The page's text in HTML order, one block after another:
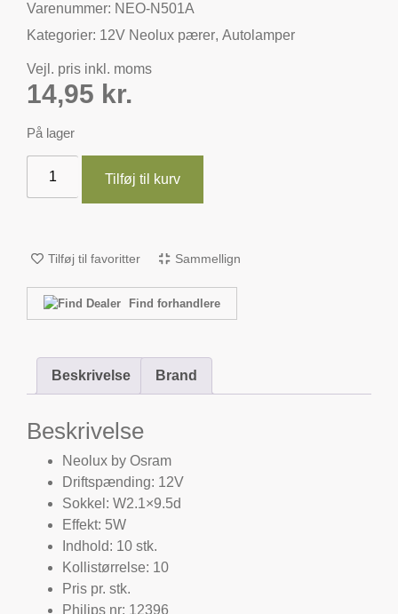
Varenummer: NEO-N501A
Kategorier: 12V Neolux pærer, Autolamper
Vejl. pris inkl. moms
14,95 kr.
På lager
Tilføj til kurv
Tilføj til favoritter Sammellign
Find forhandlere
Beskrivelse Brand
Beskrivelse
Neolux by Osram
Driftspænding: 12V
Sokkel: W2.1×9.5d
Effekt: 5W
Indhold: 10 stk.
Kollistørrelse: 10
Pris pr. stk.
​​​​​​Philips nr: 12396